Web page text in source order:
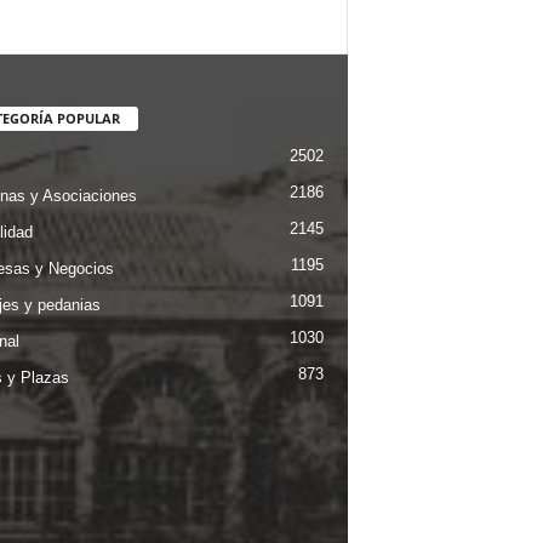
POPULAR
2502
y Asociaciones 2186
2145
y Negocios 1195
y pedanias 1091
1030
y Plazas 873